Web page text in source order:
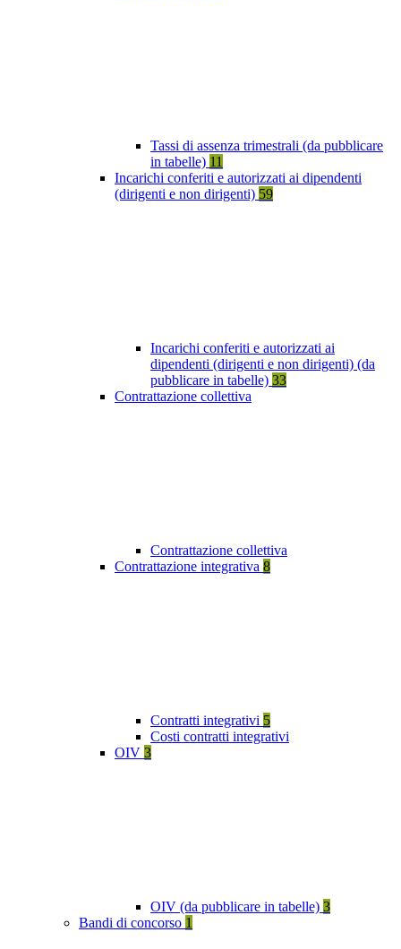
Tassi di assenza trimestrali (da pubblicare
in tabelle) 11
Incarichi conferiti e autorizzati ai dipendenti
(dirigenti e non dirigenti) 59
Incarichi conferiti e autorizzati ai
dipendenti (dirigenti e non dirigenti) (da
pubblicare in tabelle) 33
Contrattazione collettiva
Contrattazione collettiva
Contrattazione integrativa 8
Contratti integrativi 5
Costi contratti integrativi
OIV 3
OIV (da pubblicare in tabelle) 3
Bandi di concorso 1